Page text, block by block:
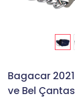
Bagacar
ve Bel